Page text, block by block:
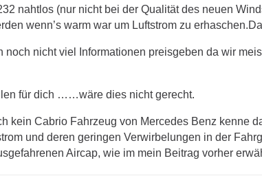
nahtlos (nur nicht bei der Qualität des neuen
wenn’s warm war um Luftstrom zu
nicht viel Informationen preisgeben da wir
für dich ……wäre dies nicht gerecht.
kein Cabrio Fahrzeug von Mercedes Benz kenne
und deren geringen Verwirbelungen in der
Aircap, wie im mein Beitrag vorher